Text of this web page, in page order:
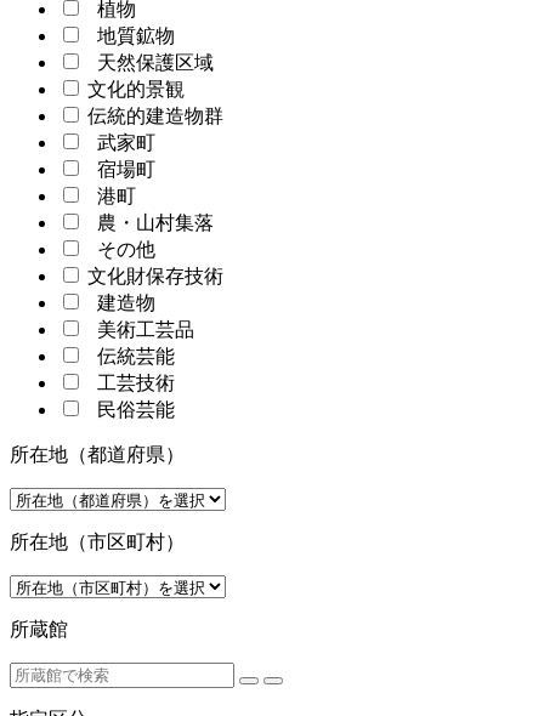
植物
地質鉱物
天然保護区域
文化的景観
伝統的建造物群
武家町
宿場町
港町
農・山村集落
その他
文化財保存技術
建造物
美術工芸品
伝統芸能
工芸技術
民俗芸能
所在地（都道府県）
所在地（市区町村）
所蔵館